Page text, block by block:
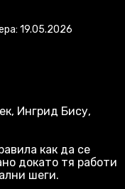
19.05.2026
Ингрид Бису,
как да се
докато тя работи
шеги.